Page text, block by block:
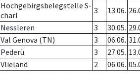
Hochgebirgsbelegstelle S-
charl
3 13.06.
Nessleren 3 30.05.
Val Genova (TN) 3 06.06.
Pederü 3 27.05.
Vlieland 2 06.06.